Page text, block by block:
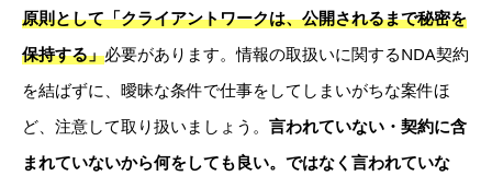
原則として「クライアントワークは、公開されるまで秘密を
保持する」必要があります。情報の取扱いに関するNDA契約
を結ばずに、曖昧な条件で仕事をしてしまいがちな案件ほ
ど、注意して取り扱いましょう。 言われていない・契約に含
まれていないから何をしても良い。ではなく言われていな